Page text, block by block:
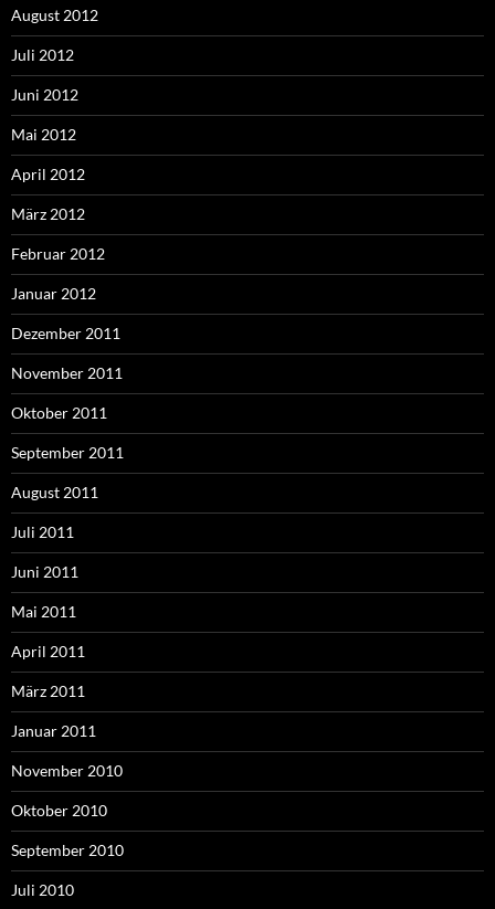
August 2012
Juli 2012
Juni 2012
Mai 2012
April 2012
März 2012
Februar 2012
Januar 2012
Dezember 2011
November 2011
Oktober 2011
September 2011
August 2011
Juli 2011
Juni 2011
Mai 2011
April 2011
März 2011
Januar 2011
November 2010
Oktober 2010
September 2010
Juli 2010